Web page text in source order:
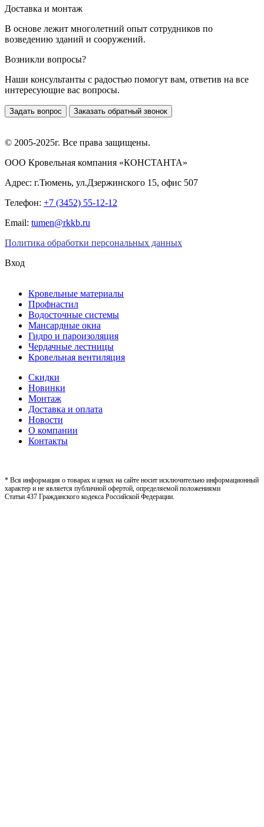
Доставка и монтаж
В основе лежит многолетний опыт сотрудников по
возведению зданий и сооружений.
Возникли вопросы?
Наши консультанты с радостью помогут вам, ответив на все
интересующие вас вопросы.
Задать вопрос Заказать обратный звонок
© 2005-2025г. Все права защищены.
ООО Кровельная компания «КОНСТАНТА»
Адрес: г.Тюмень, ул.Дзержинского 15, офис 507
Телефон: +7 (3452) 55-12-12
Email: tumen@rkkb.ru
Политика обработки персональных данных
Вход
Кровельные материалы
Профнастил
Водосточные системы
Мансардные окна
Гидро и пароизоляция
Чердачные лестницы
Кровельная вентиляция
Скидки
Новинки
Монтаж
Доставка и оплата
Новости
О компании
Контакты
* Вся информация о товарах и ценах на сайте носит исключительно информационный
характер и не является публичной офертой, определяемой положениями
Статьи 437 Гражданского кодекса Российской Федерации.